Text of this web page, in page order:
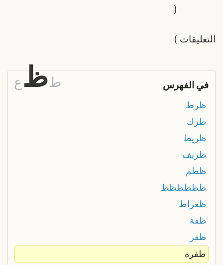
التعليقات
(
)
في الفهرس طظ ع
ظرط
ظرك
ظريط
ظريف
ظطم
ظظظظظظ
ظعراط
ظفة
ظفر
ظفره